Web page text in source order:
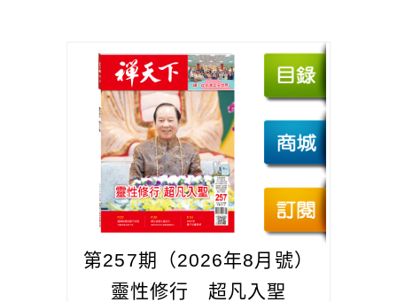
第257期（2026年8月號）
靈性修行 超凡入聖